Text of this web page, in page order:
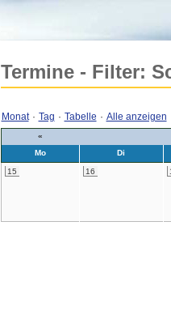
Termine - Filter:
Monat· Tag · Tabelle · Alle anzeigen
«
Mo
Di
15 16